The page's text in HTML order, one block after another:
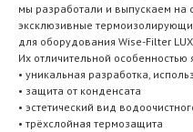
мы разработали и выпускаем на
эксклюзивные
для оборудования Wise-Filter
Их отличительной особенностью
• уникальная разработка,
• защита от конденсата
• эстетический вид
• трёхслойная термозащита